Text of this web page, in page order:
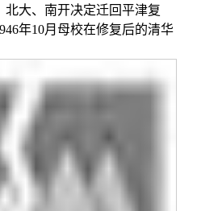
大、南开决定迁回平津复
年10月母校在修复后的清华